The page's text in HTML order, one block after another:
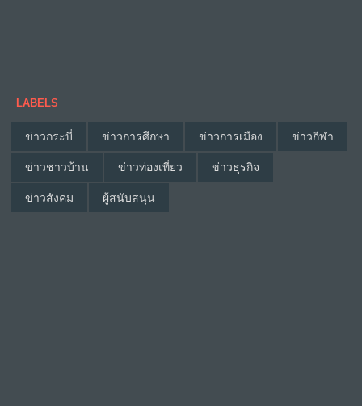
LABELS
ข่าวกระบี่ ข่าวการศึกษา ข่าวการเมือง ข่าวกีฬา
ข่าวชาวบ้าน ข่าวท่องเที่ยว ข่าวธุรกิจ
ข่าวสังคม ผู้สนับสนุน